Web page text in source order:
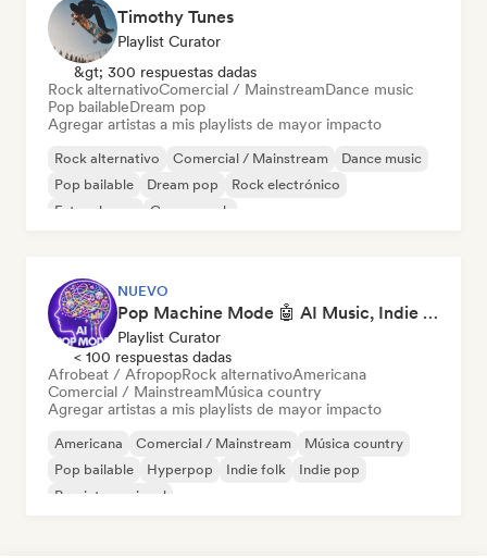
Timothy Tunes
Playlist Curator
&gt; 300 respuestas dadas
Rock alternativoComercial / MainstreamDance music
Pop bailableDream pop
Agregar artistas a mis playlists de mayor impacto
Rock alternativo Comercial / Mainstream
Dance music
Pop bailable
Dream pop
Rock electrónico
Future house
Garage rock
NUEVO
Pop Machine Mode 🤖 AI Music, Indie Pop & Dream Pop
Playlist Curator
< 100 respuestas dadas
Afrobeat / AfropopRock alternativoAmericana
Comercial / MainstreamMúsica country
Agregar artistas a mis playlists de mayor impacto
Americana Comercial / Mainstream
Música country
Pop bailable
Hyperpop Indie folk
Indie pop
Pop internacional